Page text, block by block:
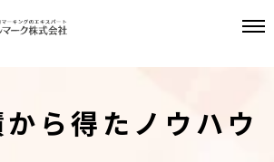
ら得たノウハウ